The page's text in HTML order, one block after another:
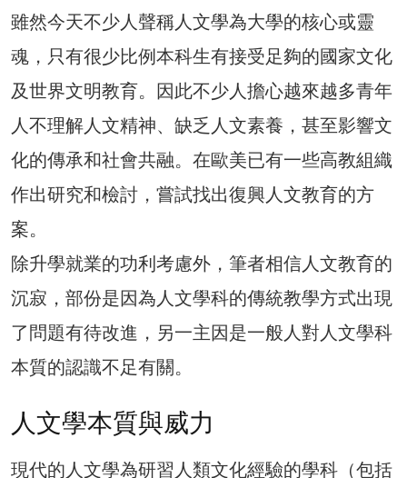
雖然今天不少人聲稱人文學為大學的核心或靈
魂，只有很少比例本科生有接受足夠的國家文化
及世界文明教育。因此不少人擔心越來越多青年
人不理解人文精神、缺乏人文素養，甚至影響文
化的傳承和社會共融。在歐美已有一些高教組織
作出研究和檢討，嘗試找出復興人文教育的方
案。
除升學就業的功利考慮外，筆者相信人文教育的
沉寂，部份是因為人文學科的傳統教學方式出現
了問題有待改進，另一主因是一般人對人文學科
本質的認識不足有關。
人文學本質與威力
現代的人文學為研習人類文化經驗的學科（包括